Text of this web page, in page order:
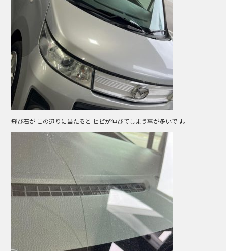
飛び石が この辺りに当たると ヒピが伸びてしまう事が多いです。